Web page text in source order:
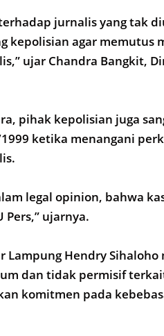
jurnalis yang tak
kepolisian agar memutus
ujar Chandra Bangkit,
pihak kepolisian juga
ketika menangani
legal opinion, bahwa
Pers,” ujarnya.
Lampung Hendry
dan tidak permisif
komitmen pada